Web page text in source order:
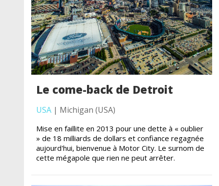
Le come-back de Detroit
USA| Michigan (USA)
Mise en faillite en 2013 pour une dette à « oublier
» de 18 milliards de dollars et confiance regagnée
aujourd'hui, bienvenue à Motor City. Le surnom de
cette mégapole que rien ne peut arrêter.